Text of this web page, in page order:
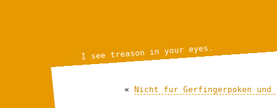
I see treason in your eyes.
« Nicht fur Gerfingerpoken